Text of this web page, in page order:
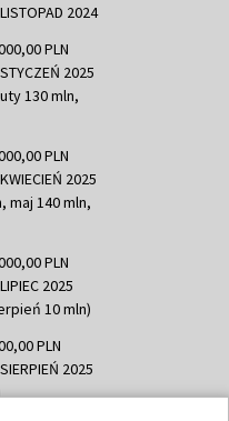
2024
PLN
2025
130 mln,
PLN
2025
maj 140 mln,
PLN
2025
10 mln)
PLN
2025